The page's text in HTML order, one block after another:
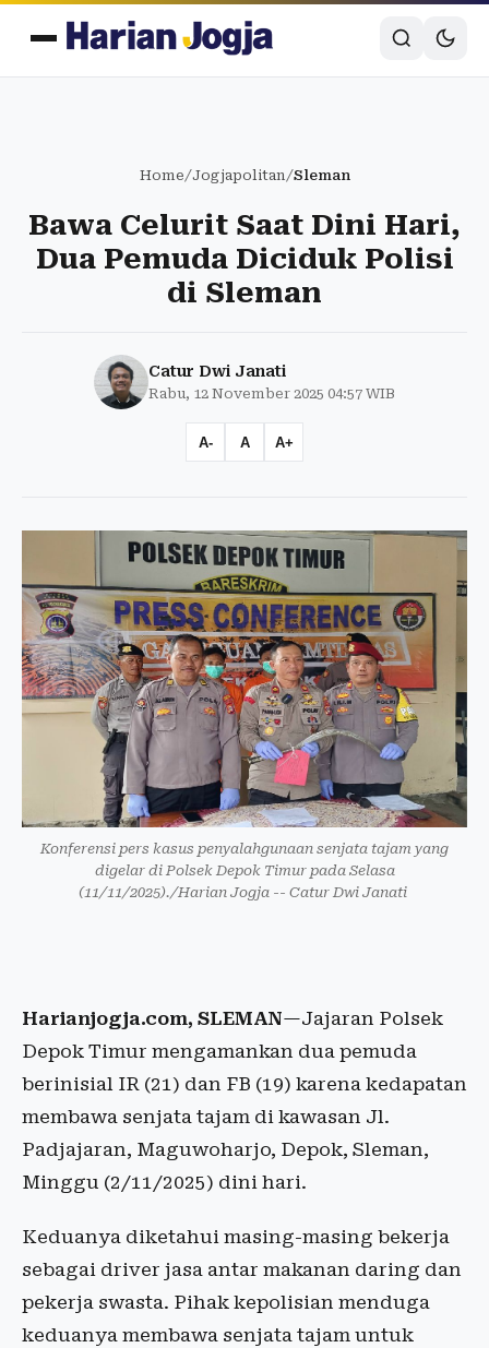
Home/Jogjapolitan/Sleman
Bawa Celurit Saat Dini Hari,
Dua Pemuda Diciduk Polisi
di Sleman
Catur Dwi Janati
Rabu, 12 November 2025 04:57 WIB
A- A A+
Konferensi pers kasus penyalahgunaan senjata tajam yang
digelar di Polsek Depok Timur pada Selasa
(11/11/2025)./Harian Jogja -- Catur Dwi Janati
Harianjogja.com, SLEMAN—Jajaran Polsek
Depok Timur mengamankan dua pemuda
berinisial IR (21) dan FB (19) karena kedapatan
membawa senjata tajam di kawasan Jl.
Padjajaran, Maguwoharjo, Depok, Sleman,
Minggu (2/11/2025) dini hari.
Keduanya diketahui masing-masing bekerja
sebagai driver jasa antar makanan daring dan
pekerja swasta. Pihak kepolisian menduga
keduanya membawa senjata tajam untuk